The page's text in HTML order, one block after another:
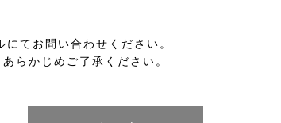
てお問い合わせください。
らかじめご了承ください。